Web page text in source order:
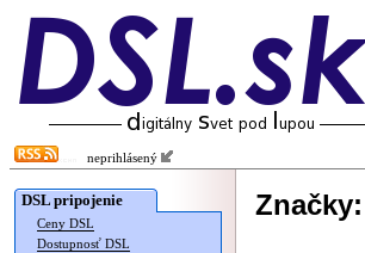
neprihlásený
DSL pripojenie
Ceny DSL
Dostupnosť DSL